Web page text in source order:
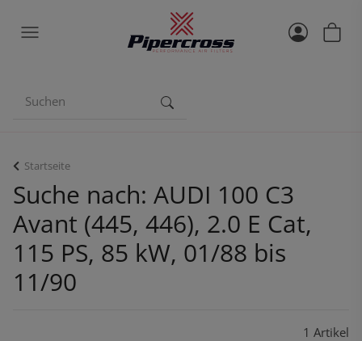
Startseite
Suche nach: AUDI 100 C3
Avant (445, 446), 2.0 E Cat,
115 PS, 85 kW, 01/88 bis
11/90
1 Artikel